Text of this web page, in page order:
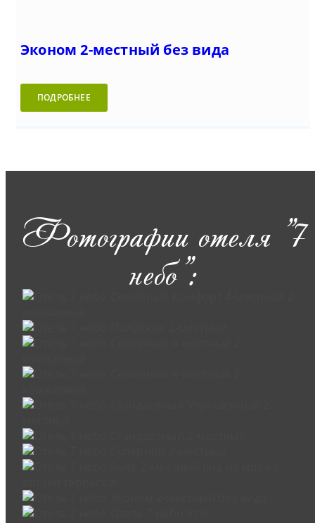
Эконом 2-местный без вида
ПОДРОБНЕЕ
Фотографии отеля "7
небо":